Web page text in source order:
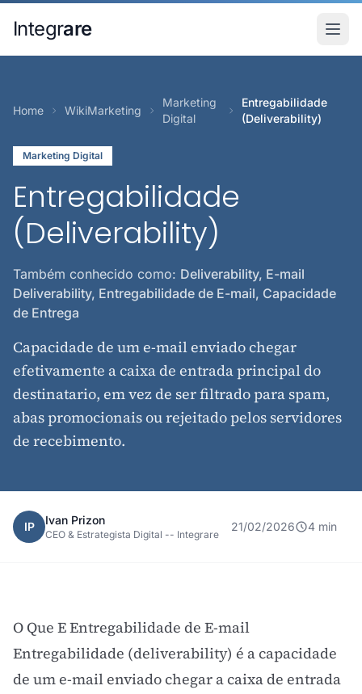
Integrare
Home WikiMarketing
Marketing
Digital
Entregabilidade
(Deliverability)
Marketing Digital
Entregabilidade
(Deliverability)
Também conhecido como: Deliverability, E-mail
Deliverability, Entregabilidade de E-mail, Capacidade
de Entrega
Capacidade de um e-mail enviado chegar
efetivamente a caixa de entrada principal do
destinatario, em vez de ser filtrado para spam,
abas promocionais ou rejeitado pelos servidores
de recebimento.
IP Ivan Prizon
CEO & Estrategista Digital -- Integrare
21/02/2026 4 min
O Que E Entregabilidade de E-mail
Entregabilidade (deliverability) é a capacidade
de um e-mail enviado chegar a caixa de entrada